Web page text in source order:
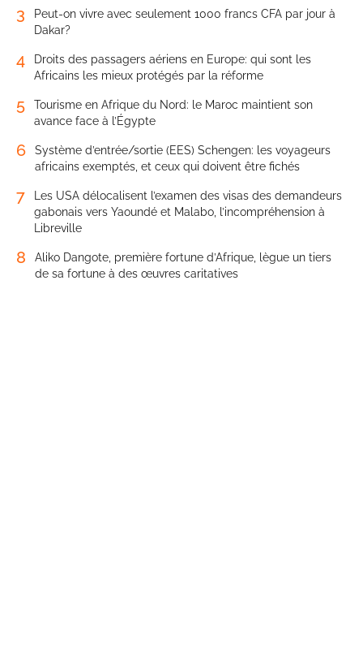
3
Peut-on vivre avec seulement 1000 francs CFA par jour à
Dakar?
4
Droits des passagers aériens en Europe: qui sont les
Africains les mieux protégés par la réforme
5
Tourisme en Afrique du Nord: le Maroc maintient son
avance face à l’Égypte
6
Système d’entrée/sortie (EES) Schengen: les voyageurs
africains exemptés, et ceux qui doivent être fichés
7
Les USA délocalisent l’examen des visas des demandeurs
gabonais vers Yaoundé et Malabo, l’incompréhension à
Libreville
8
Aliko Dangote, première fortune d’Afrique, lègue un tiers
de sa fortune à des œuvres caritatives